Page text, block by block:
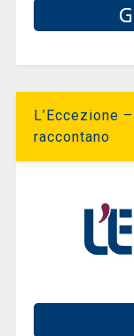
L’Eccezione
raccontano